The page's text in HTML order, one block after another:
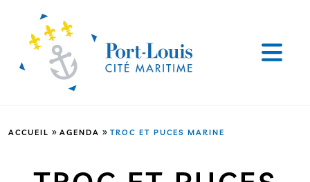
ACCUEIL » AGENDA » TROC ET PUCES MARINE